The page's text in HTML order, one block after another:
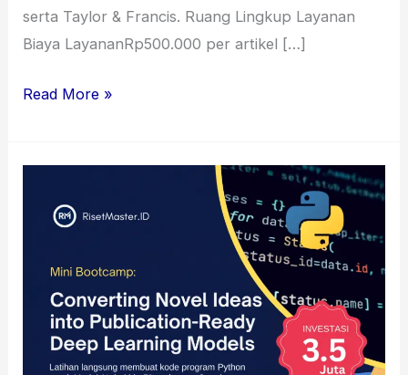
serta Taylor & Francis. Ruang Lingkup Layanan
Biaya LayananRp500.000 per artikel […]
Read More »
Pembuatan
Program
Arsitektur
Deep
Learning